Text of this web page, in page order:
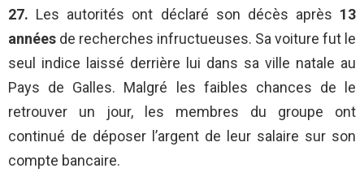
27. Les autorités ont déclaré son décès après 13
années de recherches infructueuses. Sa voiture fut le
seul indice laissé derrière lui dans sa ville natale au
Pays de Galles. Malgré les faibles chances de le
retrouver un jour, les membres du groupe ont
continué de déposer l’argent de leur salaire sur son
compte bancaire.